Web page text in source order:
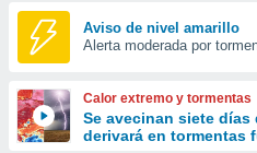
y
forma
digital
basada
Aviso de nivel amarillo
Alerta moderada por
Calor extremo y tormentas
Se avecinan siete días
derivará en tormentas